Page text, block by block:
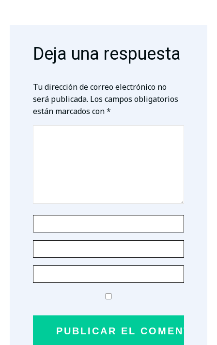
Deja una respuesta
Tu dirección de correo electrónico no
será publicada. Los campos obligatorios
están marcados con*